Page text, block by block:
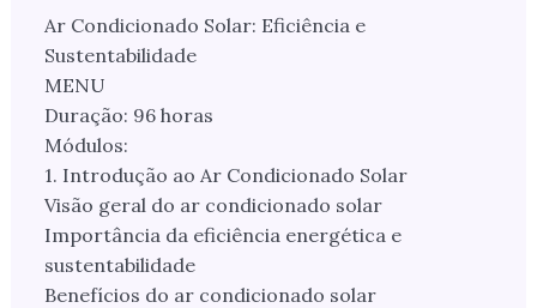
Ar Condicionado Solar: Eficiência e
Sustentabilidade
MENU
Duração: 96 horas
Módulos:
1. Introdução ao Ar Condicionado Solar
Visão geral do ar condicionado solar
Importância da eficiência energética e
sustentabilidade
Benefícios do ar condicionado solar